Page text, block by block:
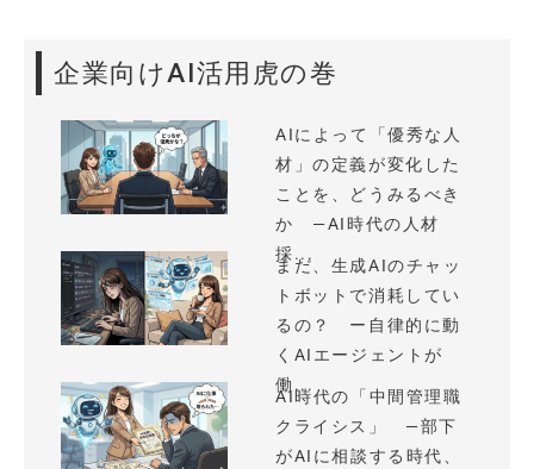
企業向けAI活用虎の巻
AIによって「優秀な人
材」の定義が変化した
ことを、どうみるべき
か —AI時代の人材
採...
まだ、生成AIのチャッ
トボットで消耗してい
るの？ ー自律的に動
くAIエージェントが
働...
AI時代の「中間管理職
クライシス」 —部下
がAIに相談する時代、